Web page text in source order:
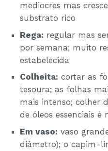
mediocres mas
substrato rico
Rega: regular mas
por semana; muito
estabelecida
Colheita: cortar as
tesoura; as folhas
mais intenso; colher
de óleos essenciais é
Em vaso: vaso
diâmetro); o capim-